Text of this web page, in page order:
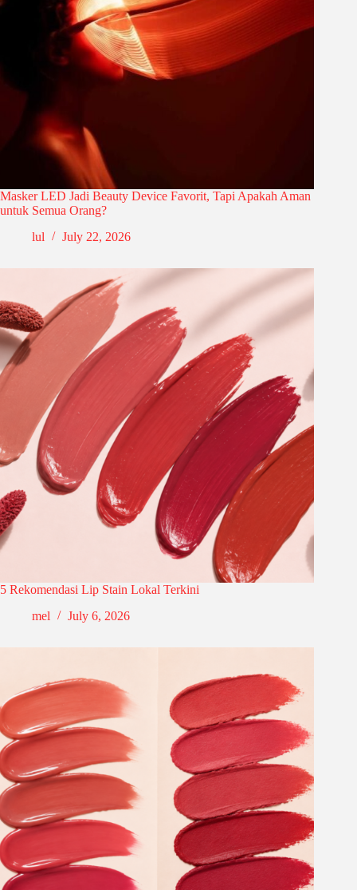
Masker LED Jadi Beauty Device Favorit, Tapi Apakah Aman
untuk Semua Orang?
lul
July 22, 2026
5 Rekomendasi Lip Stain Lokal Terkini
mel
July 6, 2026